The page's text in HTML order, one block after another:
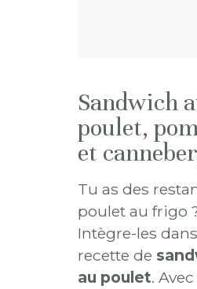
Sandwich
poulet,
et
Tu as des
poulet au frigo
Intègre-les
recette de
au poulet.